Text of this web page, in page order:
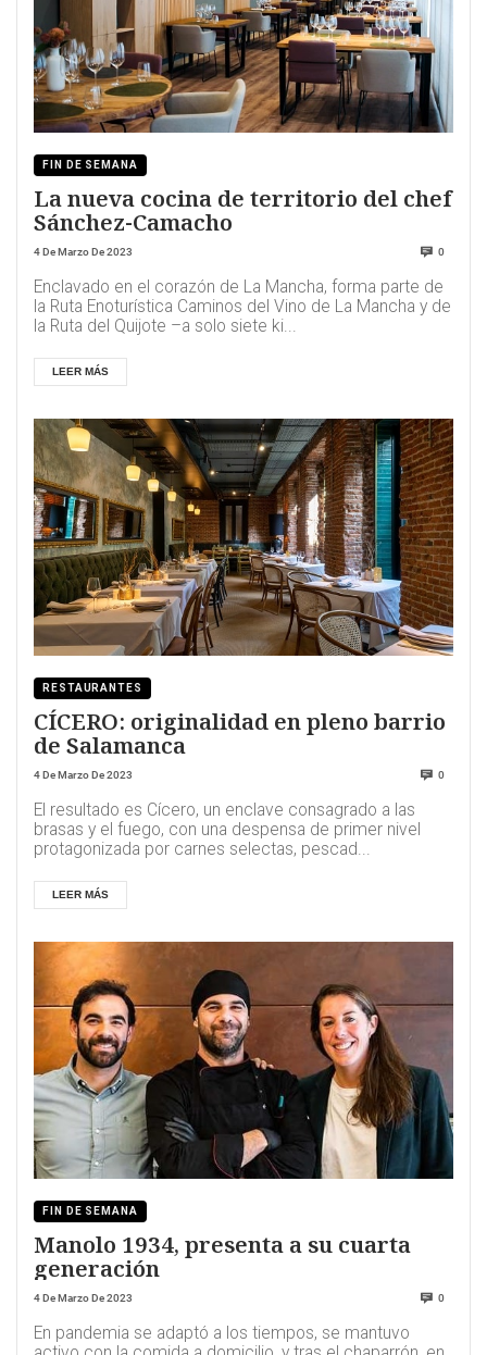
FIN DE SEMANA
La nueva cocina de territorio del chef
Sánchez-Camacho
4 De Marzo De 2023 0
Enclavado en el corazón de La Mancha, forma parte de
la Ruta Enoturística Caminos del Vino de La Mancha y de
la Ruta del Quijote –a solo siete ki...
LEER MÁS
RESTAURANTES
CÍCERO: originalidad en pleno barrio
de Salamanca
4 De Marzo De 2023 0
El resultado es Cícero, un enclave consagrado a las
brasas y el fuego, con una despensa de primer nivel
protagonizada por carnes selectas, pescad...
LEER MÁS
FIN DE SEMANA
Manolo 1934, presenta a su cuarta
generación
4 De Marzo De 2023 0
En pandemia se adaptó a los tiempos, se mantuvo